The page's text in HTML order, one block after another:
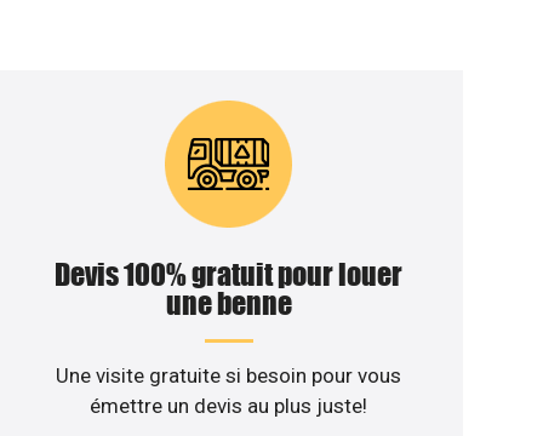
Devis 100% gratuit pour louer
une benne
Une visite gratuite si besoin pour vous
émettre un devis au plus juste!